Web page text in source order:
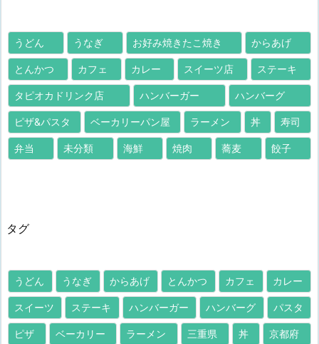
うどん うなぎ お好み焼きたこ焼き からあげ
とんかつ カフェ カレー スイーツ店 ステーキ
タピオカドリンク店 ハンバーガー ハンバーグ
ピザ&パスタ ベーカリーパン屋 ラーメン 丼 寿司
弁当 未分類 海鮮 焼肉 蕎麦 餃子
タグ
うどん うなぎ からあげ とんかつ カフェ カレー
スイーツ ステーキ ハンバーガー ハンバーグ パスタ
ピザ ベーカリー ラーメン 三重県 丼 京都府